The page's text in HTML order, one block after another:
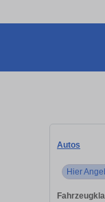
Autos
Hier